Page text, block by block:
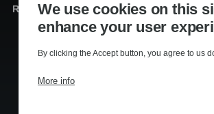
Redaktion og sekretariat
Editors:
Lennart Kiil, MS
Mikkel Houmøller, MS
We use cookies on this
enhance your user
By clicking the Accept button, you agree to us
More info